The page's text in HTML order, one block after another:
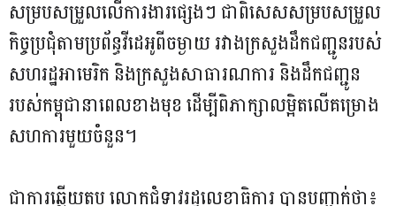
សម្របសម្រួលលើការងារផ្សេងៗ ជាពិសេសសម្របសម្រួល
កិច្ចប្រជុំតាមប្រព័ន្ធវីដេអូពីចម្ងាយ រវាងក្រសួងដឹកជញ្ជូនរបស់
សហរដ្ឋអាមេរិក និងក្រសួងសាធារណការ និងដឹកជញ្ជូន
របស់កម្ពុជានាពេលខាងមុខ ដើម្បីពិភាក្សាលម្អិតលើគម្រោង
សហការមួយចំនួន។
ជាការឆ្លើយតប លោកជំទាវរដ្ឋលេខាធិការ បានបញ្ជាក់ថា៖